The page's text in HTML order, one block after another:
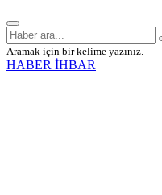
Aramak için bir kelime yazınız.
HABER İHBAR